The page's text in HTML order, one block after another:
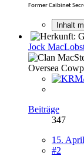
Former Caibinet
Inhalt
Jock
Oversea
Beiträge
347
15.
#2